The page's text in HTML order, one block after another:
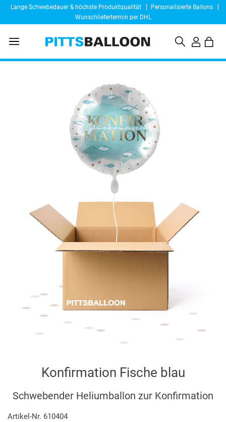
Lange Schwebedauer & höchste Produktqualität
Personalisierte Ballons
Wunschliefertermin per DHL
Konfirmation Fische blau
Schwebender Heliumballon zur Konfirmation
Artikel-Nr. 610404